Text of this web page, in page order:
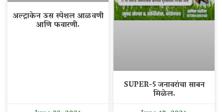
अल्ट्राकेन ऊस स्पेशल आळवणी
आणि फवारणी.
SUPER-5 जनावरांचा साबन
मिळेल.